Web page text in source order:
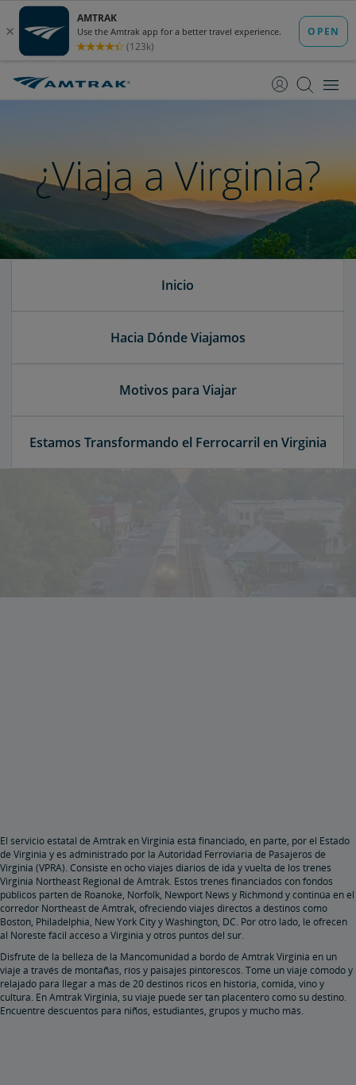
Contenido
Navegación
¿Viaja a Virginia?
Inicio
Hacia Dónde Viajamos
Motivos para Viajar
Estamos Transformando el Ferrocarril en Virginia
El servicio estatal de Amtrak en Virginia está financiado, en parte, por el Estado
de Virginia y es administrado por la Autoridad Ferroviaria de Pasajeros de
Virginia (VPRA). Consiste en ocho viajes diarios de ida y vuelta de los trenes
Virginia Northeast Regional de Amtrak. Estos trenes financiados con fondos
públicos parten de Roanoke, Norfolk, Newport News y Richmond y continúa en el
corredor Northeast de Amtrak, ofreciendo viajes directos a destinos como
Boston, Philadelphia, New York City y Washington, DC. Por otro lado, le ofrecen
al Noreste fácil acceso a Virginia y otros puntos del sur.
Disfrute de la belleza de la Mancomunidad a bordo de Amtrak Virginia en un
viaje a través de montañas, ríos y paisajes pintorescos. Tome un viaje cómodo y
relajado para llegar a más de 20 destinos ricos en historia, comida, vino y
cultura. En Amtrak Virginia, su viaje puede ser tan placentero como su destino.
Encuentre descuentos para niños, estudiantes, grupos y mucho más.